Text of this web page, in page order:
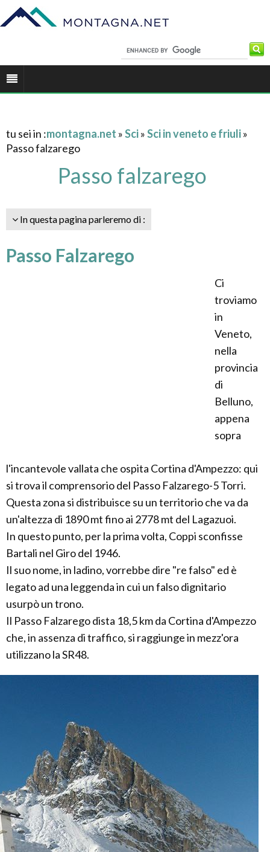
tu sei in :montagna.net »Sci»Sci in veneto e friuli»
Passo falzarego
Passo falzarego
In questa pagina parleremo di :
Passo Falzarego
Ci
troviamo
in
Veneto,
nella
provincia
di
Belluno,
appena
sopra
l'incantevole vallata che ospita Cortina d'Ampezzo: qui
si trova il comprensorio del Passo Falzarego-5 Torri.
Questa zona si distribuisce su un territorio che va da
un'altezza di 1890 mt fino ai 2778 mt del Lagazuoi.
In questo punto, per la prima volta, Coppi sconfisse
Bartali nel Giro del 1946.
Il suo nome, in ladino, vorrebbe dire "re falso" ed è
legato ad una leggenda in cui un falso dignitario
usurpò un trono.
Il Passo Falzarego dista 18,5 km da Cortina d'Ampezzo
che, in assenza di traffico, si raggiunge in mezz'ora
utilizzano la SR48.